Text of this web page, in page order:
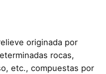
originada por
rocas,
etc., compuestas por